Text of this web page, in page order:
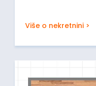
Više o nekretnini >